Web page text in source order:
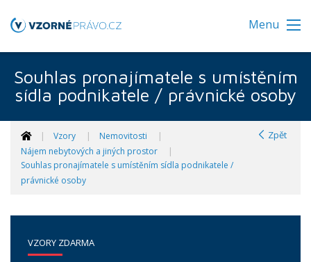
Menu
Souhlas pronajímatele s umístěním
sídla podnikatele / právnické osoby
Vzory
Nemovitosti
Nájem nebytových a jiných prostor
Souhlas pronajímatele s umístěním sídla podnikatele /
právnické osoby
Zpět
VZORY ZDARMA